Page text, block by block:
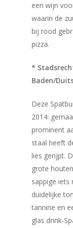
een wijn
waarin de
bij rood
pizza.
*
Baden/
Deze
2014:
prominent
staal heeft
lies gerijpt.
grote
sappige iets
duidelijke
tannine en
glas drink-